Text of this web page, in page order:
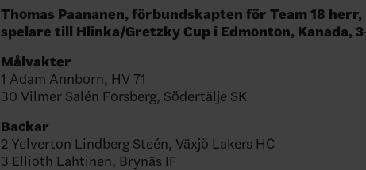
Thomas Paananen, förbundskapten för Team 18
spelare till Hlinka/Gretzky Cup i Edmonton, Kanada,
Målvakter
1 Adam Annborn, HV 71
30 Vilmer Salén Forsberg, Södertälje SK
Backar
2 Yelverton Lindberg Steén, Växjö Lakers HC
3 Ellioth Lahtinen, Brynäs IF